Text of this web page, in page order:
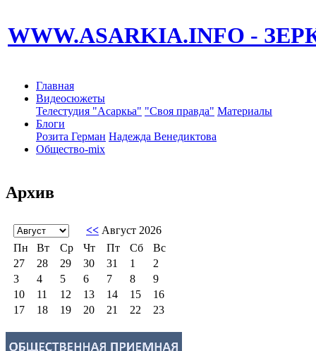
WWW.ASARKIA.INFO -
Главная
Видеосюжеты
Телестудия "Асаркьа" "Своя правда" Материалы
Блоги
Розита Герман Надежда Венедиктова
Общество-mix
Архив